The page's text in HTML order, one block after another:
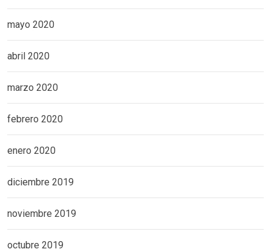
mayo 2020
abril 2020
marzo 2020
febrero 2020
enero 2020
diciembre 2019
noviembre 2019
octubre 2019